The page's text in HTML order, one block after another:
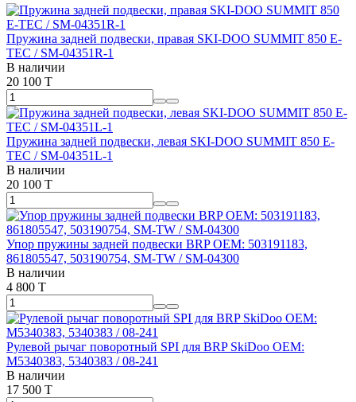
Пружина задней подвески, правая SKI-DOO SUMMIT 850 E-
TEC / SM-04351R-1
В наличии
20 100 T
Пружина задней подвески, левая SKI-DOO SUMMIT 850 E-
TEC / SM-04351L-1
В наличии
20 100 T
Упор пружины задней подвески BRP OEM: 503191183,
861805547, 503190754, SM-TW / SM-04300
В наличии
4 800 T
Рулевой рычаг поворотный SPI для BRP SkiDoo OEM:
M5340383, 5340383 / 08-241
В наличии
17 500 T